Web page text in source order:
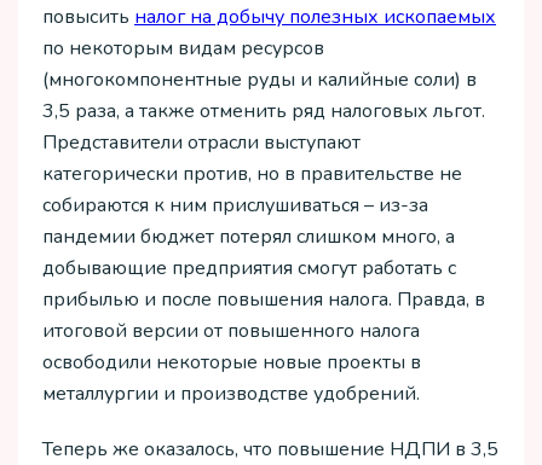
повысить налог на добычу полезных ископаемых
по некоторым видам ресурсов
(многокомпонентные руды и калийные соли) в
3,5 раза, а также отменить ряд налоговых льгот.
Представители отрасли выступают
категорически против, но в правительстве не
собираются к ним прислушиваться – из-за
пандемии бюджет потерял слишком много, а
добывающие предприятия смогут работать с
прибылью и после повышения налога. Правда, в
итоговой версии от повышенного налога
освободили некоторые новые проекты в
металлургии и производстве удобрений.
Теперь же оказалось, что повышение НДПИ в 3,5